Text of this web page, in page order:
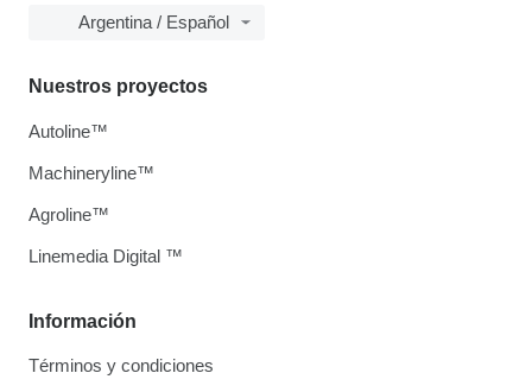
Argentina / Español
Información
Términos y condiciones
Nuestros proyectos
Autoline™
Machineryline™
Agroline™
Linemedia Digital ™